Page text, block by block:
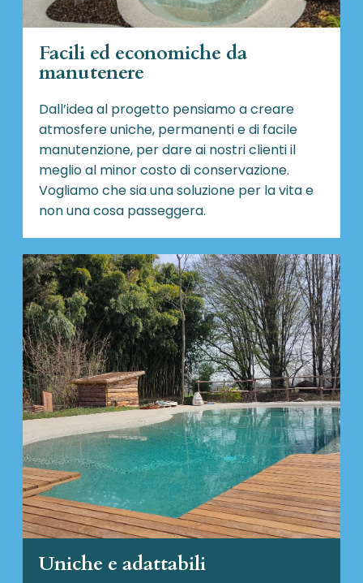
Facili ed economiche da
manutenere
Dall’idea al progetto pensiamo a creare
atmosfere uniche, permanenti e di facile
manutenzione, per dare ai nostri clienti il
meglio al minor costo di conservazione.
Vogliamo che sia una soluzione per la vita e
non una cosa passeggera.
Uniche e adattabili